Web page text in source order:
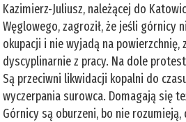
Kazimierz-Juliusz, należącej do
Węglowego, zagroził, że jeśli górnicy
okupacji i nie wyjadą na powierzchnię,
dyscyplinarnie z pracy. Na dole
Są przeciwni likwidacji kopalni do
wyczerpania surowca. Domagają się
Górnicy są oburzeni, bo nie